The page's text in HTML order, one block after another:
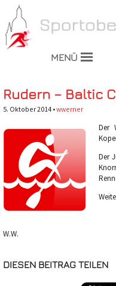
MENÜ
Rudern – Baltic
5. Oktober 2014 •wwerner
Der
Der
W.W.
DIESEN BEITRAG TEILEN